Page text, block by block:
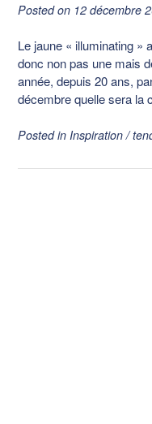
Posted on 12 décembre
Le jaune « illuminating »
donc non pas une mais
année, depuis 20 ans,
décembre quelle sera la
Posted in Inspiration /